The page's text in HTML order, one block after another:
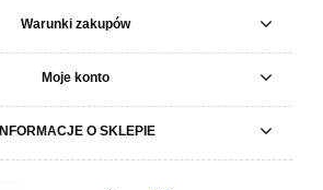
Warunki zakupów
Moje konto
INFORMACJE O SKLEPIE